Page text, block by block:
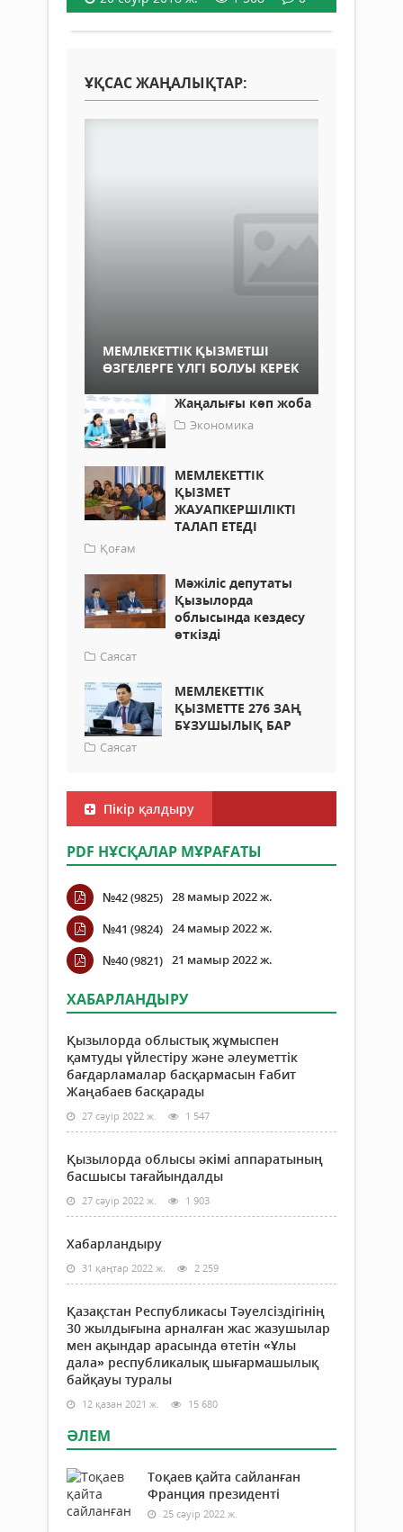
ҰҚСАС ЖАҢАЛЫҚТАР:
МЕМЛЕКЕТТІК ҚЫЗМЕТШІ
ӨЗГЕЛЕРГЕ ҮЛГІ БОЛУЫ КЕРЕК
Жаңалығы көп жоба
Экономика
МЕМЛЕКЕТТІК
ҚЫЗМЕТ
ЖАУАПКЕРШІЛІКТІ
ТАЛАП ЕТЕДІ
Қоғам
Мәжіліс депутаты
Қызылорда
облысында кездесу
өткізді
Саясат
МЕМЛЕКЕТТІК
ҚЫЗМЕТТЕ 276 ЗАҢ
БҰЗУШЫЛЫҚ БАР
Саясат
Пікір қалдыру
PDF НҰСҚАЛАР МҰРАҒАТЫ
№42 (9825) 28 мамыр 2022 ж.
№41 (9824) 24 мамыр 2022 ж.
№40 (9821) 21 мамыр 2022 ж.
ХАБАРЛАНДЫРУ
Қызылорда облыстық жұмыспен
қамтуды үйлестіру және әлеуметтік
бағдарламалар басқармасын Ғабит
Жаңабаев басқарады
27 сәуір 2022 ж. 1 547
Қызылорда облысы әкімі аппаратының
басшысы тағайындалды
27 сәуір 2022 ж. 1 903
Хабарландыру
31 қаңтар 2022 ж. 2 259
Қазақстан Республикасы Тәуелсіздігінің
30 жылдығына арналған жас жазушылар
мен ақындар арасында өтетін «Ұлы
дала» республикалық шығармашылық
байқауы туралы
12 қазан 2021 ж. 15 680
ӘЛЕМ
Тоқаев қайта сайланған
Франция президенті
25 сәуір 2022 ж.